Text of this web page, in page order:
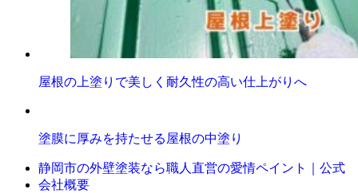
屋根の上塗りで美しく耐久性の高い仕上がりへ
塗膜に厚みを持たせる屋根の中塗り
静岡市の外壁塗装なら職人直営の愛情ペイント｜公式
会社概要